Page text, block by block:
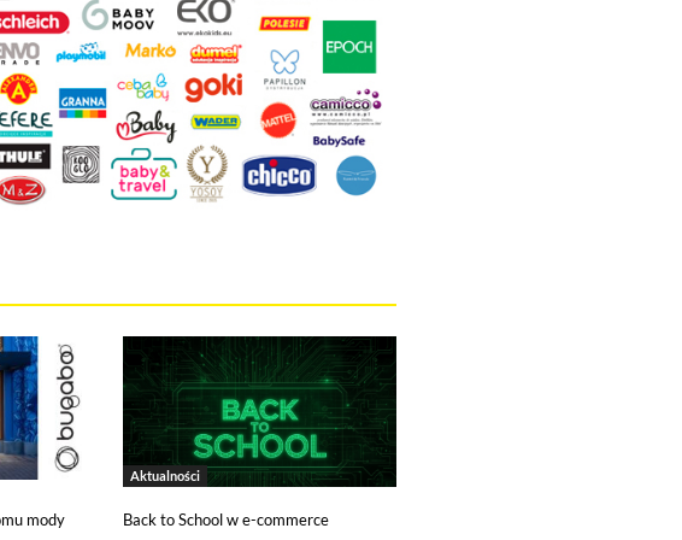
mody
Aktualności
Back to School w e-commerce
przez tutaj pliki cookies, kliknij w poniższy przycisk.
o dokonanych przez Ciebie ustawieniach plików cookies.
na gromadzenie, przeglądanie i analizę statystyk związanych z aktywnością
Analytics gromadzi informacje na temat Twojej aktywności na naszej stronie, które mogą
profilu użytkownika. Ponadto, informacje z Google Analytics mogą być
prowadzonych z wykorzystaniem Google Ads. Jeżeli sobie tego nie życzysz, możesz